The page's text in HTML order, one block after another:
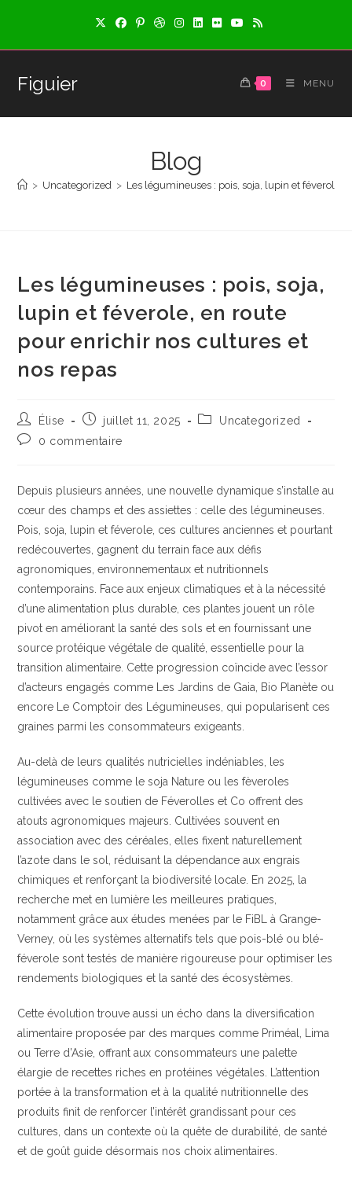
content
Figuier 0 MENU
Blog
> Uncategorized > Les légumineuses : pois, soja, lupin et féverole,
Les légumineuses : pois, soja,
lupin et féverole, en route
pour enrichir nos cultures et
nos repas
Auteur/autrice
de
la
Élise
Publication
juillet 11, 2025
PostUncategorized
Commentaires
publication :
0 commentaire
Depuis plusieurs années, une nouvelle dynamique s’installe au
cœur des champs et des assiettes : celle des légumineuses.
Pois, soja, lupin et féverole, ces cultures anciennes et pourtant
redécouvertes, gagnent du terrain face aux défis
agronomiques, environnementaux et nutritionnels
contemporains. Face aux enjeux climatiques et à la nécessité
d’une alimentation plus durable, ces plantes jouent un rôle
pivot en améliorant la santé des sols et en fournissant une
source protéique végétale de qualité, essentielle pour la
transition alimentaire. Cette progression coïncide avec l’essor
d’acteurs engagés comme Les Jardins de Gaia, Bio Planète ou
encore Le Comptoir des Légumineuses, qui popularisent ces
graines parmi les consommateurs exigeants.
Au-delà de leurs qualités nutricielles indéniables, les
légumineuses comme le soja Nature ou les fèveroles
cultivées avec le soutien de Féverolles et Co offrent des
atouts agronomiques majeurs. Cultivées souvent en
association avec des céréales, elles fixent naturellement
l’azote dans le sol, réduisant la dépendance aux engrais
chimiques et renforçant la biodiversité locale. En 2025, la
recherche met en lumière les meilleures pratiques,
notamment grâce aux études menées par le FiBL à Grange-
Verney, où les systèmes alternatifs tels que pois-blé ou blé-
féverole sont testés de manière rigoureuse pour optimiser les
rendements biologiques et la santé des écosystèmes.
Cette évolution trouve aussi un écho dans la diversification
alimentaire proposée par des marques comme Priméal, Lima
ou Terre d’Asie, offrant aux consommateurs une palette
élargie de recettes riches en protéines végétales. L’attention
portée à la transformation et à la qualité nutritionnelle des
produits finit de renforcer l’intérêt grandissant pour ces
cultures, dans un contexte où la quête de durabilité, de santé
et de goût guide désormais nos choix alimentaires.